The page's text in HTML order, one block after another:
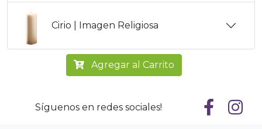
Cirio | Imagen Religiosa
Agregar al Carrito
Síguenos en redes sociales!